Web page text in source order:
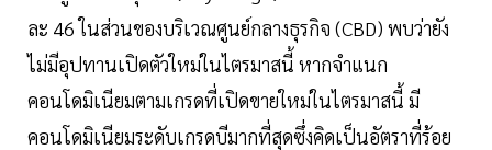
ละ 46 ในส่วนของบริเวณศูนย์กลางธุรกิจ (CBD) พบว่ายัง
ไม่มีอุปทานเปิดตัวใหม่ในไตรมาสนี้ หากจำแนก
คอนโดมิเนียมตามเกรดที่เปิดขายใหม่ในไตรมาสนี้ มี
คอนโดมิเนียมระดับเกรดบีมากที่สุดซึ่งคิดเป็นอัตราที่ร้อย